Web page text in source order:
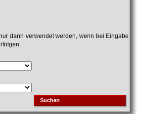
dann verwendet werden, wenn bei Eingabe
Suchen